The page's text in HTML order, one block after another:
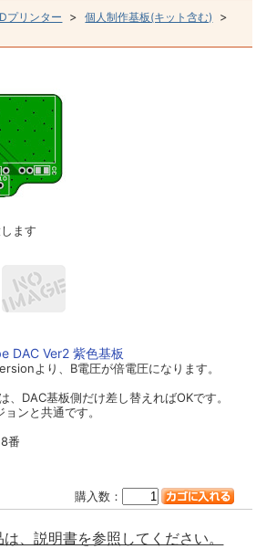
プリンター >個人制作基板(キット含む) >
ます
DAC Ver2 紫色基板
より、B電圧が倍電圧になります。
、DAC基板側だけ差し替えればOKです。
ンと共通です。
番
購入数：
、説明書を参照してください。